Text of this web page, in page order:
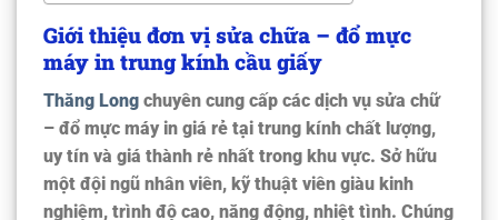
Giới thiệu đơn vị sửa chữa – đổ mực
máy in trung kính cầu giấy
Thăng Long chuyên cung cấp các dịch vụ sửa chữ
– đổ mực máy in giá rẻ tại trung kính chất lượng,
uy tín và giá thành rẻ nhất trong khu vực. Sở hữu
một đội ngũ nhân viên, kỹ thuật viên giàu kinh
nghiệm, trình độ cao, năng động, nhiệt tình. Chúng